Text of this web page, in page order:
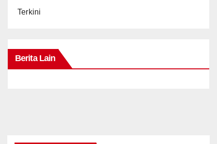
Terkini
Berita Lain